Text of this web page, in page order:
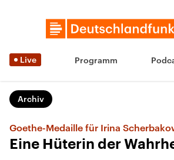
Live Programm
Archiv
Goethe-Medaille für Irina
Eine Hüterin der